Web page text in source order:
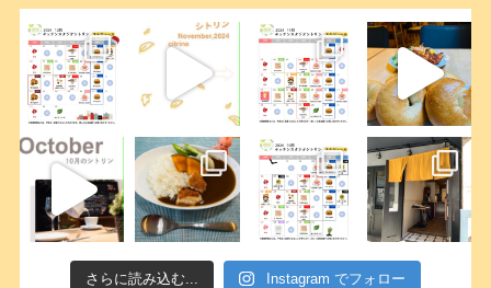
さらに読み込む... Instagram でフォロー